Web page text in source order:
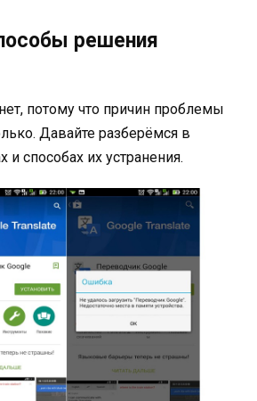
решения
потому что причин проблемы
Давайте разберёмся в
и способах их устранения.